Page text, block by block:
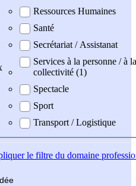
Ressources Humaines
Santé
Secrétariat / Assistanat
Services à la personne / à la
collectivité (1)
Spectacle
Sport
Transport / Logistique
le filtre du domaine